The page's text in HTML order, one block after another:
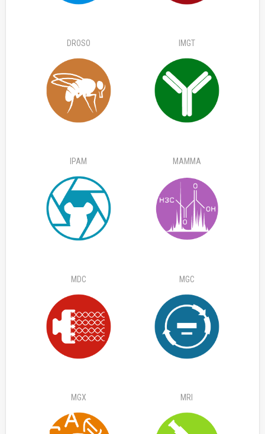
DROSO IMGT
IPAM MAMMA
MDC MGC
MGX MRI